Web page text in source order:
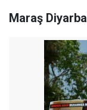
Maraş